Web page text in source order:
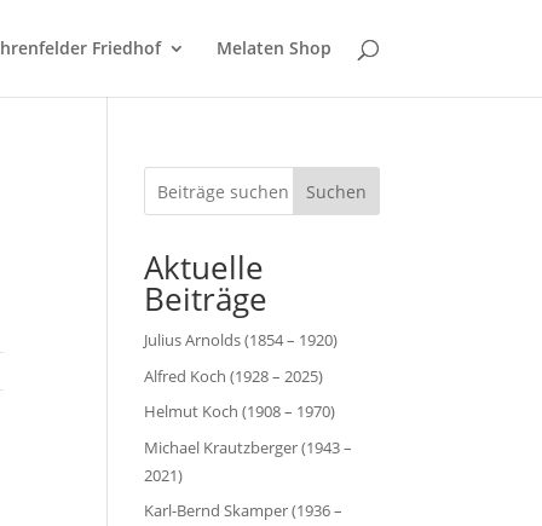
Friedhof Melaten Shop
Suchen
Aktuelle
Beiträge
Julius Arnolds (1854 – 1920)
Alfred Koch (1928 – 2025)
Helmut Koch (1908 – 1970)
Michael Krautzberger (1943 –
2021)
Karl-Bernd Skamper (1936 –